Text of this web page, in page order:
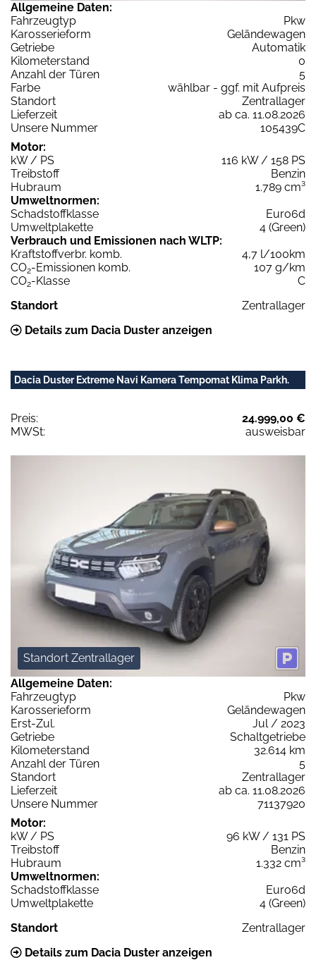
Allgemeine Daten:
Fahrzeugtyp
Pkw
Karosserieform
Geländewagen
Getriebe
Automatik
Kilometerstand
0
Anzahl der Türen
5
Farbe
wählbar - ggf. mit Aufpreis
Standort
Zentrallager
Lieferzeit
ab ca. 11.08.2026
Unsere Nummer
105439C
Motor:
kW / PS
116 kW / 158 PS
Treibstoff
Benzin
Hubraum
1.789 cm³
Umweltnormen:
Schadstoffklasse
Euro6d
Umweltplakette
4 (Green)
Verbrauch und Emissionen nach WLTP:
Kraftstoffverbr. komb.
4,7 l/100km
CO2-Emissionen komb.
107 g/km
CO2-Klasse
C
Standort
Zentrallager
Details zum Dacia Duster anzeigen
Dacia Duster Extreme Navi Kamera Tempomat Klima Parkh.
Preis:
24.999,00 €
MWSt:
ausweisbar
Standort Zentrallager
Allgemeine Daten:
Fahrzeugtyp
Pkw
Karosserieform
Geländewagen
Erst-Zul.
Jul / 2023
Getriebe
Schaltgetriebe
Kilometerstand
32.614 km
Anzahl der Türen
5
Standort
Zentrallager
Lieferzeit
ab ca. 11.08.2026
Unsere Nummer
71137920
Motor:
kW / PS
96 kW / 131 PS
Treibstoff
Benzin
Hubraum
1.332 cm³
Umweltnormen:
Schadstoffklasse
Euro6d
Umweltplakette
4 (Green)
Standort
Zentrallager
Details zum Dacia Duster anzeigen